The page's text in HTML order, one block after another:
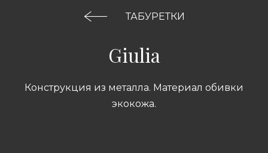
ТАБУРЕТКИ
Giulia
Конструкция из металла. Материал обивки
экокожа.